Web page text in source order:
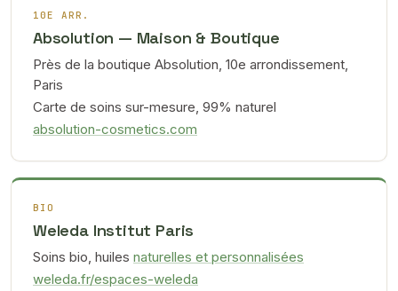
10E ARR.
Absolution — Maison & Boutique
Près de la boutique Absolution, 10e arrondissement,
Paris
Carte de soins sur-mesure, 99% naturel
absolution-cosmetics.com
BIO
Weleda Institut Paris
Soins bio, huiles naturelles et personnalisées
weleda.fr/espaces-weleda